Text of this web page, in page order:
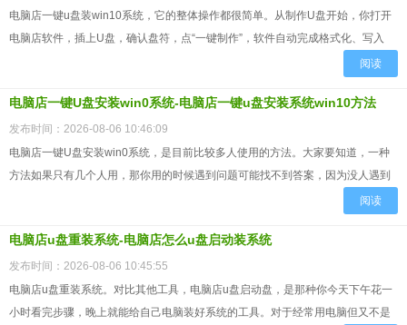
电脑店一键u盘装win10系统，它的整体操作都很简单。从制作U盘开始，你打开
电脑店软件，插上U盘，确认盘符，点“一键制作”，软件自动完成格式化、写入
阅读
电脑店一键U盘安装win0系统-电脑店一键u盘安装系统win10方法
发布时间：2026-08-06 10:46:09
电脑店一键U盘安装win0系统，是目前比较多人使用的方法。大家要知道，一种
方法如果只有几个人用，那你用的时候遇到问题可能找不到答案，因为没人遇到
阅读
电脑店u盘重装系统-电脑店怎么u盘启动装系统
发布时间：2026-08-06 10:45:55
电脑店u盘重装系统。对比其他工具，电脑店u盘启动盘，是那种你今天下午花一
小时看完步骤，晚上就能给自己电脑装好系统的工具。对于经常用电脑但又不是